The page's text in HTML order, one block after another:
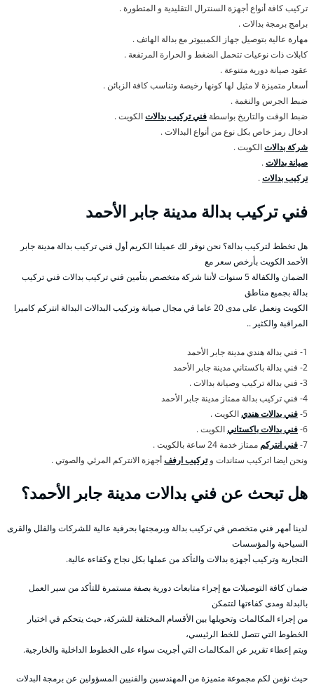
تركيب كافة أنواع أجهزة السنترال التقليدية و المتطورة .
برامج برمجة بدالات .
مهارة عالية بتوصيل جهاز الكمبيوتر مع بدالة الهاتف .
كابلات ذات نوعيات تتحمل الضغط و الحرارة المرتفعة .
عقود صيانة دورية متنوعة .
أسعار متميزة لا مثيل لها كونها رخيصة وتناسب كافة الزبائن .
ضبط الجرس والنغمة .
ضبط الوقت والتاريخ بواسطة فني تركيب بدالاتالكويت .
ادخال رمز خاص بكل نوع من أنواع البدالات .
شركة بدالاتالكويت .
صيانة بدالات.
تركيب بدالات.
فني تركيب بدالة مدينة جابر الأحمد
هل تخطط لتركيب بدالة؟ نحن نوفر لك عميلنا الكريم أول فني تركيب بدالة مدينة جابر
الأحمد الكويت بأرخص سعر مع
الضمان والكفالة 5 سنوات لأننا شركة متخصص بتأمين فني تركيب بدالات فني تركيب
بدالة بجميع مناطق
الكويت ونعمل على مدى 20 عاما في مجال صيانة وتركيب البدالات البدالة انتركم كاميرا
المراقبة والكثير ..
1- فني بدالة هندي مدينة جابر الأحمد
2- فني بدالة باكستاني مدينة جابر الأحمد
3- فني بدالة تركيب وصيانة بدالات .
4- فني تركيب بدالة ممتاز مدينة جابر الأحمد
5- فني بدالات هنديالكويت .
6- فني بدالات باكستانيالكويت .
7- فني انتركم ممتاز خدمة 24 ساعة بالكويت .
ونحن ايضا اتركيب ستاندات وتركيب ارففأجهزة الانتركم المرئي والصوتي .
هل تبحث عن فني بدالات مدينة جابر الأحمد؟
لدينا أمهر فني متخصص في تركيب بدالة وبرمجتها بحرفية عالية للشركات والفلل والقرى
السياحية والمؤسسات
التجارية وتركيب أجهزة بدالات والتأكد من عملها بكل نجاح وكفاءة عالية.
ضمان كافة التوصيلات مع إجراء متابعات دورية بصفة مستمرة للتأكد من سير العمل
بالبدلة ومدى كفاءتها لتتمكن
من إجراء المكالمات وتحويلها بين الأقسام المختلفة للشركة، حيث يتحكم في اختيار
الخطوط التي تتصل للخط الرئيسي،
ويتم إعطاء تقرير عن المكالمات التي أجريت سواء على الخطوط الداخلية والخارجية.
حيث نؤمن لكم مجموعة متميزة من المهندسين والفنيين المسؤولين عن برمجة البدلات